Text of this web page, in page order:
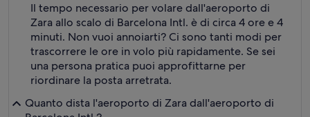
Il tempo necessario per volare dall'aeroporto di
Zara allo scalo di Barcelona Intl. è di circa 4 ore e 4
minuti. Non vuoi annoiarti? Ci sono tanti modi per
trascorrere le ore in volo più rapidamente. Se sei
una persona pratica puoi approfittarne per
riordinare la posta arretrata.
Quanto dista l'aeroporto di Zara dall'aeroporto di